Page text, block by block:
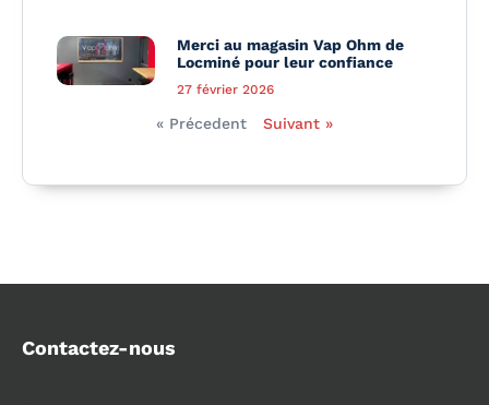
Merci au magasin Vap Ohm de
Locminé pour leur confiance
27 février 2026
« Précedent Suivant »
Contactez-nous